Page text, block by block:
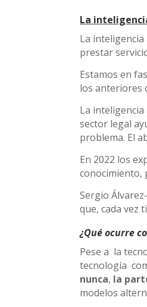
La
La
prestar
Estamos en
los anteriores
La
sector legal
problema. El
En 2022 los
conocimiento,
Sergio
que, cada vez
¿Qué ocurre
Pese a la
tecnología
nunca, la
modelos